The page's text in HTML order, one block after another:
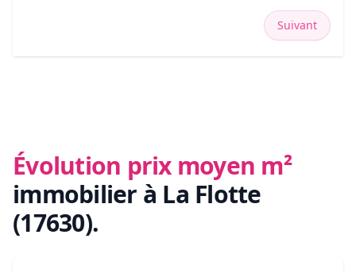
Suivant
Évolution prix moyen m²
immobilier à La Flotte
(17630).